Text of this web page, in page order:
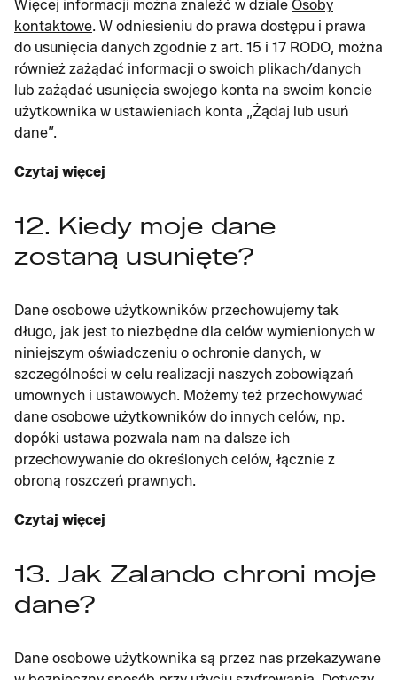
Więcej informacji można znaleźć w dziale Osoby
kontaktowe. W odniesieniu do prawa dostępu i prawa
do usunięcia danych zgodnie z art. 15 i 17 RODO, można
również zażądać informacji o swoich plikach/danych
lub zażądać usunięcia swojego konta na swoim koncie
użytkownika w ustawieniach konta „Żądaj lub usuń
dane”.
Czytaj więcej
12. Kiedy moje dane
zostaną usunięte?
Dane osobowe użytkowników przechowujemy tak
długo, jak jest to niezbędne dla celów wymienionych w
niniejszym oświadczeniu o ochronie danych, w
szczególności w celu realizacji naszych zobowiązań
umownych i ustawowych. Możemy też przechowywać
dane osobowe użytkowników do innych celów, np.
dopóki ustawa pozwala nam na dalsze ich
przechowywanie do określonych celów, łącznie z
obroną roszczeń prawnych.
Czytaj więcej
13. Jak Zalando chroni moje
dane?
Dane osobowe użytkownika są przez nas przekazywane